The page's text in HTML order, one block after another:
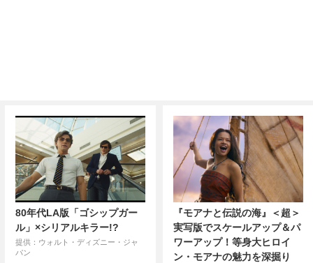
80年代LA版「ゴシップガー
ル」×シリアルキラー!?
提供：ウォルト・ディズニー・ジャ
パン
『モアナと伝説の海』＜超＞
実写版でスケールアップ＆パ
ワーアップ！等身大ヒロイ
ン・モアナの魅力を深掘り